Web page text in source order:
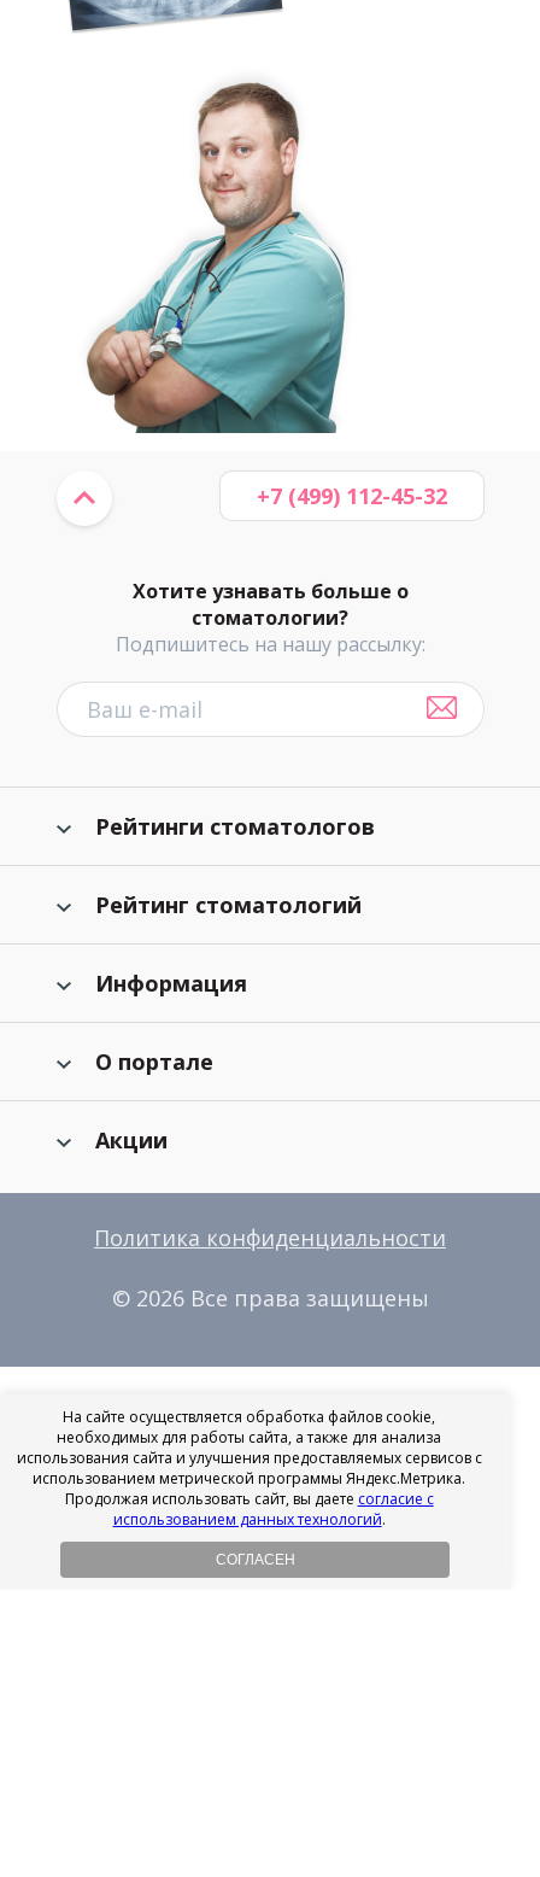
Хотите узнавать больше о
стоматологии?
Подпишитесь на нашу рассылку:
+7 (499) 112-45-32
Рейтинги стоматологов
Рейтинг стоматологий
Информация
О портале
Акции
Политика конфиденциальности
© 2026 Все права защищены
На сайте осуществляется обработка файлов cookie,
необходимых для работы сайта, а также для анализа
использования сайта и улучшения предоставляемых сервисов с
использованием метрической программы Яндекс.Метрика.
Продолжая использовать сайт, вы даете согласие с
использованием данных технологий.
СОГЛАСЕН